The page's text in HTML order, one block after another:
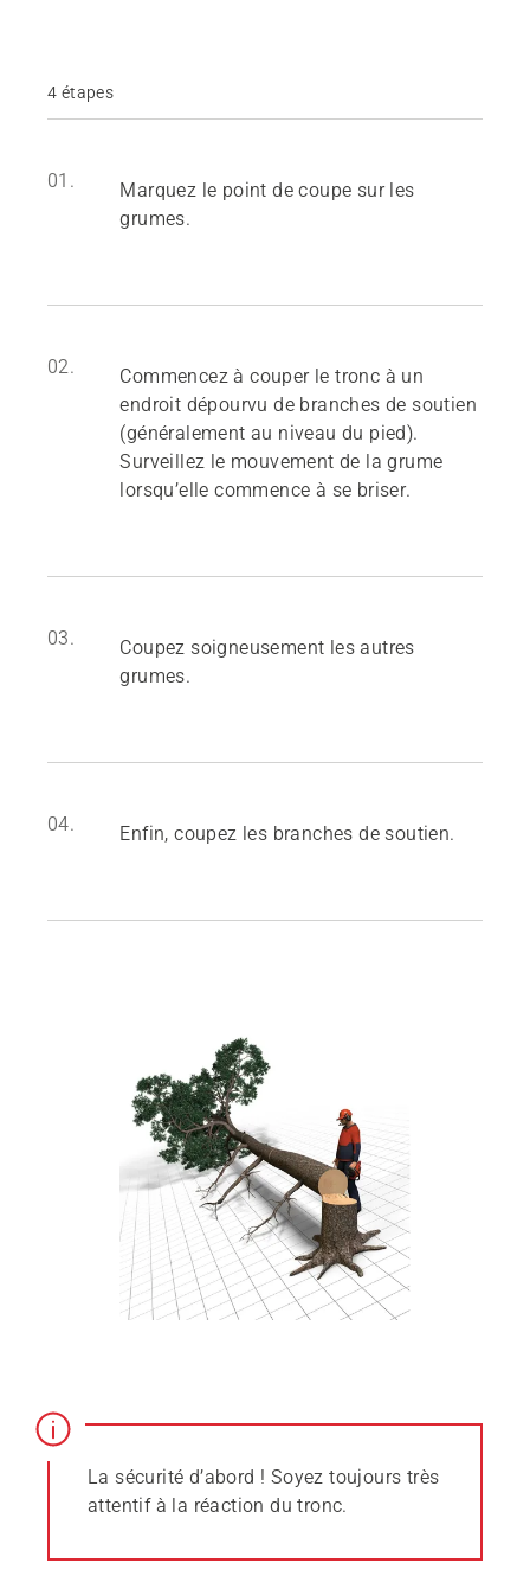
4 étapes
01.
Marquez le point de coupe sur les
grumes.
02.
Commencez à couper le tronc à un
endroit dépourvu de branches de soutien
(généralement au niveau du pied).
Surveillez le mouvement de la grume
lorsqu’elle commence à se briser.
03.
Coupez soigneusement les autres
grumes.
04. Enfin, coupez les branches de soutien.
La sécurité d’abord ! Soyez toujours très
attentif à la réaction du tronc.